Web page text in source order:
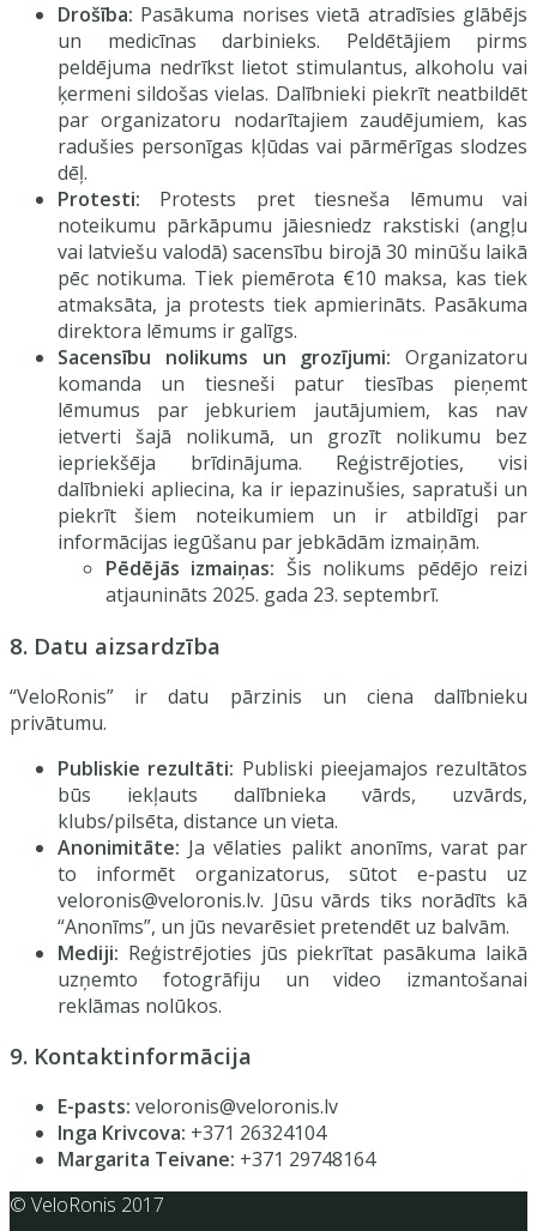
Drošība: Pasākuma norises vietā atradīsies glābējs
un medicīnas darbinieks. Peldētājiem pirms
peldējuma nedrīkst lietot stimulantus, alkoholu vai
ķermeni sildošas vielas. Dalībnieki piekrīt neatbildēt
par organizatoru nodarītajiem zaudējumiem, kas
radušies personīgas kļūdas vai pārmērīgas slodzes
dēļ.
Protesti: Protests pret tiesneša lēmumu vai
noteikumu pārkāpumu jāiesniedz rakstiski (angļu
vai latviešu valodā) sacensību birojā 30 minūšu laikā
pēc notikuma. Tiek piemērota €10 maksa, kas tiek
atmaksāta, ja protests tiek apmierināts. Pasākuma
direktora lēmums ir galīgs.
Sacensību nolikums un grozījumi: Organizatoru
komanda un tiesneši patur tiesības pieņemt
lēmumus par jebkuriem jautājumiem, kas nav
ietverti šajā nolikumā, un grozīt nolikumu bez
iepriekšēja brīdinājuma. Reģistrējoties, visi
dalībnieki apliecina, ka ir iepazinušies, sapratuši un
piekrīt šiem noteikumiem un ir atbildīgi par
informācijas iegūšanu par jebkādām izmaiņām.
Pēdējās izmaiņas: Šis nolikums pēdējo reizi
atjaunināts 2025. gada 23. septembrī.
8. Datu aizsardzība
“VeloRonis” ir datu pārzinis un ciena dalībnieku
privātumu.
Publiskie rezultāti: Publiski pieejamajos rezultātos
būs iekļauts dalībnieka vārds, uzvārds,
klubs/pilsēta, distance un vieta.
Anonimitāte: Ja vēlaties palikt anonīms, varat par
to informēt organizatorus, sūtot e-pastu uz
veloronis@veloronis.lv. Jūsu vārds tiks norādīts kā
“Anonīms”, un jūs nevarēsiet pretendēt uz balvām.
Mediji: Reģistrējoties jūs piekrītat pasākuma laikā
uzņemto fotogrāfiju un video izmantošanai
reklāmas nolūkos.
9. Kontaktinformācija
E-pasts: veloronis@veloronis.lv
Inga Krivcova: +371 26324104
Margarita Teivane: +371 29748164
© VeloRonis 2017